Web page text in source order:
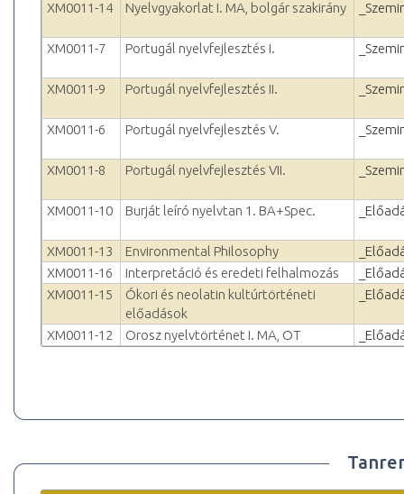
XM0011-14 Nyelvgyakorlat I. MA, bolgár szakirány
XM0011-7 Portugál nyelvfejlesztés I.
XM0011-9 Portugál nyelvfejlesztés II.
XM0011-6 Portugál nyelvfejlesztés V.
XM0011-8 Portugál nyelvfejlesztés VII.
XM0011-10 Burját leíró nyelvtan 1. BA+Spec.
XM0011-13 Environmental Philosophy
XM0011-16
Interpretáció és eredeti felhalmozás
XM0011-15
Ókori és neolatin kultúrtörténeti
előadások
XM0011-12 Orosz nyelvtörténet I. MA, OT